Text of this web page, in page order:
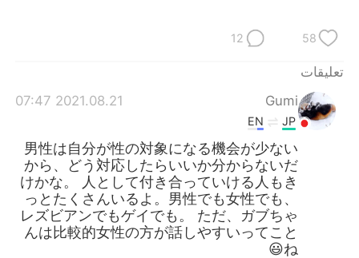
58
12
تعليقات
Gumi
2021.08.21 07:47
JP
EN
男性は自分が性の対象になる機会が少ない
から、どう対応したらいいか分からないだ
けかな。 人として付き合っていける人もき
っとたくさんいるよ。男性でも女性でも、
レズビアンでもゲイでも。 ただ、ガブちゃ
んは比較的女性の方が話しやすいってこと
ね😃